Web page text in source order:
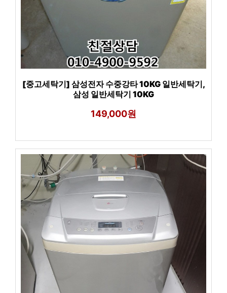
[중고세탁기] 삼성전자 수중강타 10KG 일반세탁기,
삼성 일반세탁기 10KG
149,000원